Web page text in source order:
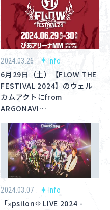
コンテンツ利用ガイドライン
お問い合わせ
2024.03.26 Info
6月29日（土）【FLOW THE
FESTIVAL 2024】のウェル
カムアクトにfrom
ARGONAVI…
2024.03.07 Info
「εpsilonΦ LIVE 2024 -